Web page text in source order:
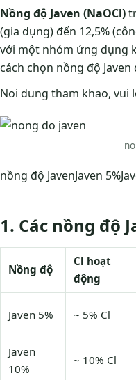
Nồng độ Javen (NaOCl)
(gia dụng) đến 12,5%
với một nhóm ứng dụng
cách chọn nồng độ
Noi dung tham khao, vui
nồng độ JavenJaven 5%
1. Các nồng độ
Nồng độ
Cl hoạt
động
Javen 5% ~ 5% Cl
Javen
10%
~ 10% Cl